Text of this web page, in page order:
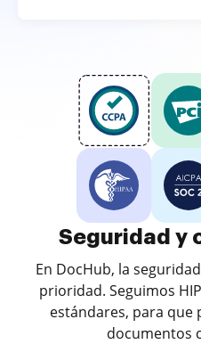
Seguridad y
En DocHub, la
prioridad. Seguimos
estándares, para que
documentos